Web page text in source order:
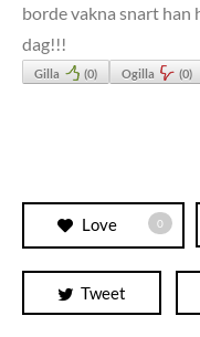
borde vakna snart han
dag!!!
Gilla (0) Ogilla (0)
Love 0
Tweet